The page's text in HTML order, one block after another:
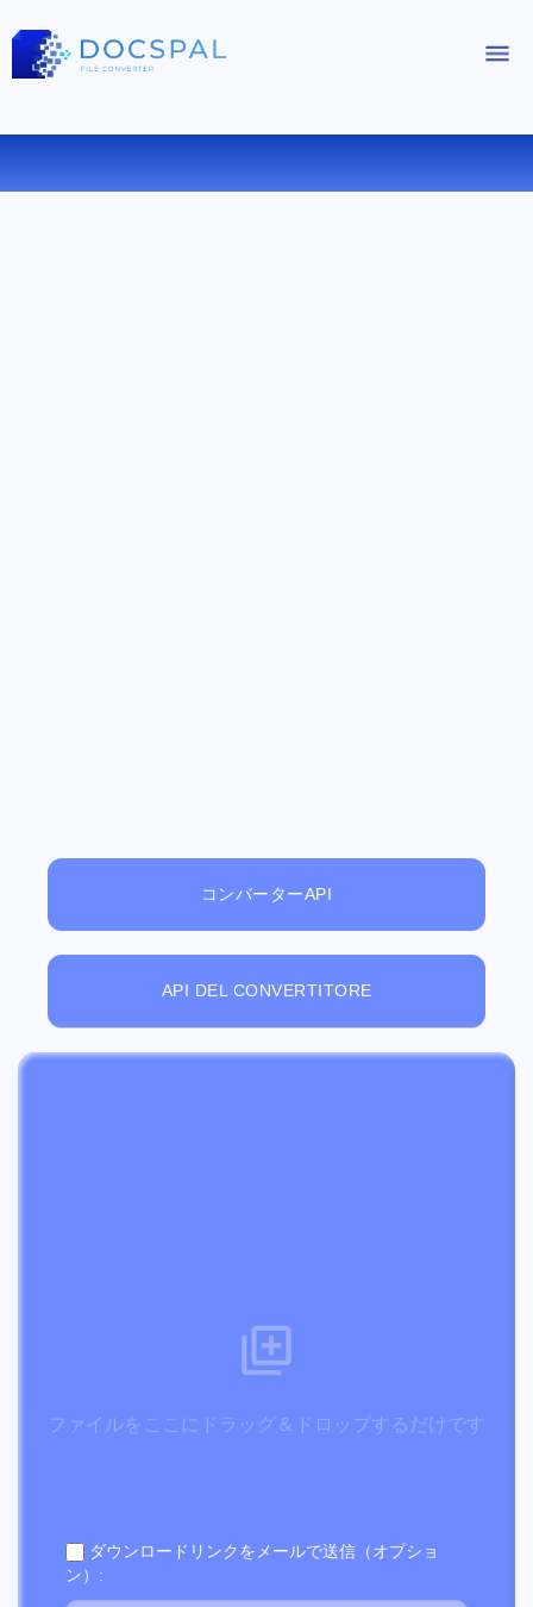
PPSX を ODP にオンラインで変換する
コンバーターAPI
API DEL CONVERTITORE
ファイルをここにドラッグ＆ドロップするだけです
ダウンロードリンクをメールで送信（オプショ
ン）: